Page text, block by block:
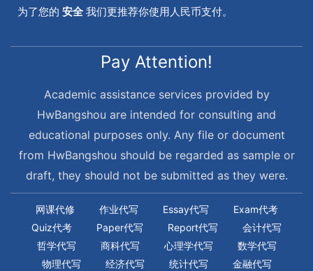
为了您的 安全 我们更推荐你使用人民币支付。
Pay Attention!
Academic assistance services provided by
HwBangshou are intended for consulting and
educational purposes only. Any file or document
from HwBangshou should be regarded as sample or
draft, they should not be submitted as they were.
网课代修 作业代写 Essay代写
Exam代考
Quiz代考
Paper代写 Report代写
会计代写
哲学代写
商科代写 心理学代写
数学代写
物理代写
经济代写 统计代写
金融代写